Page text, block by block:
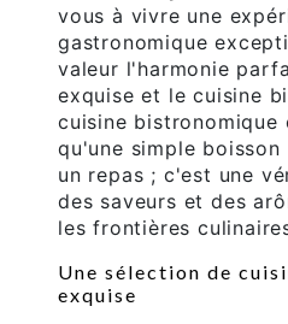
vous à vivre une
gastronomique
valeur l'harmonie
exquise et le cuisine
cuisine bistronomique
qu'une simple
un repas ; c'est une
des saveurs et des
les frontières
Une sélection de
exquise